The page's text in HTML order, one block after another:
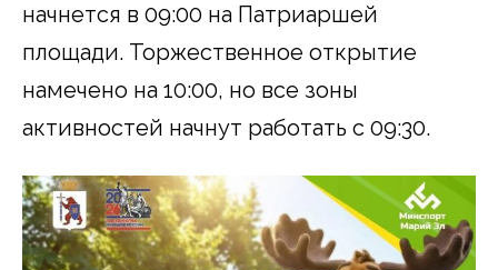
начнется в 09:00 на Патриаршей
площади. Торжественное открытие
намечено на 10:00, но все зоны
активностей начнут работать с 09:30.